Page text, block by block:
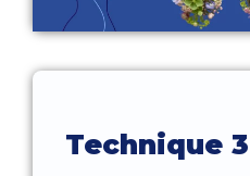
Technique